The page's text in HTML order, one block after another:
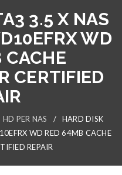
3.5 X NAS
WD
CACHE
CERTIFIED
HD PER NAS /
HARD DISK
WD RED 64MB CACHE
REPAIR